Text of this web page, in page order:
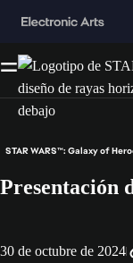
STAR WARS™: Galaxy of
Presentación
30 de octubre de 2024